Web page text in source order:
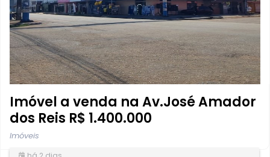
Imóvel a venda na Av.José Amador
dos Reis R$ 1.400.000
Imóveis